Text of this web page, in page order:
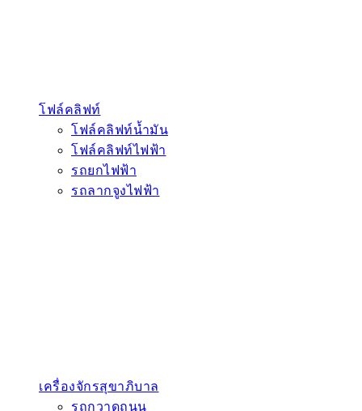
โฟล์คลิฟท์
โฟล์คลิฟท์น้ำมัน
โฟล์คลิฟท์ไฟฟ้า
รถยกไฟฟ้า
รถลากจูงไฟฟ้า
เครื่องจักรสุขาภิบาล
รถกวาดถนน